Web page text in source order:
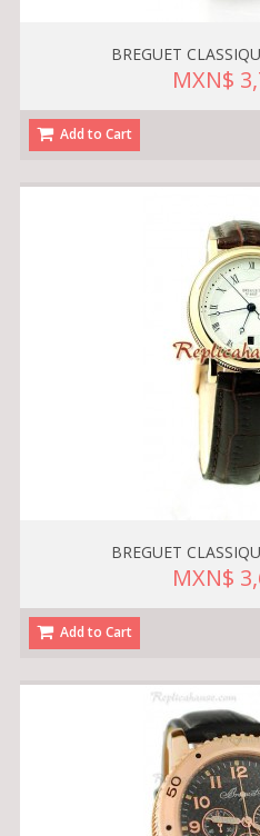
BREGUET
MXN$
Add to Cart
BREGUET
MXN$
Add to Cart